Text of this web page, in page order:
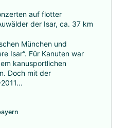
auf flotter
der Isar, ca. 37 km
München und
Isar“. Für Kanuten war
kanusportlichen
Doch mit der